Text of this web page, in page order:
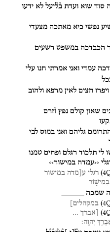
סוד שוא ועדת ב֯ל֯יעל לא ידעו
נפשי כיא מאתכה מצעדי
הכבדכה במשפט רשעים
עמדי ואני אמרתי חנו עלי
ויפרו חצים לאין מרפא ולהוב
שאון קולם נפץ ו֯זרם
גליהם ואני במוס לבי
לי תלכוד רגלם ופחים טמנו
‹‹עמדה במישור››
( רגלי ע[מדה במישור
בְמִישׁ֑וֹר
שמכה
( במקהלים]
( [אברך …
יְהוָֽה׃